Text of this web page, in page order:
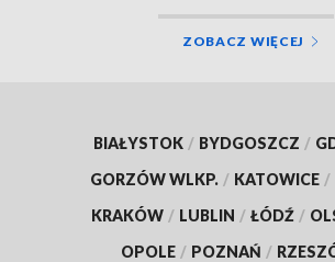
ZOBACZ WIĘCEJ
BIAŁYSTOK / BYDGOSZCZ /
GORZÓW WLKP. / KATOWICE /
KRAKÓW / LUBLIN / ŁÓDŹ /
OPOLE / POZNAŃ /